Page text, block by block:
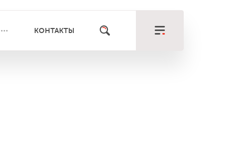
КОНТАКТЫ